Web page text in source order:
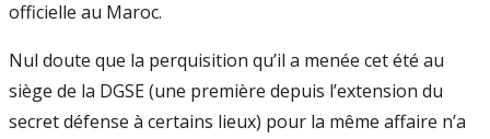
officielle au Maroc.
Nul doute que la perquisition qu’il a menée cet été au
siège de la DGSE (une première depuis l’extension du
secret défense à certains lieux) pour la même affaire n’a